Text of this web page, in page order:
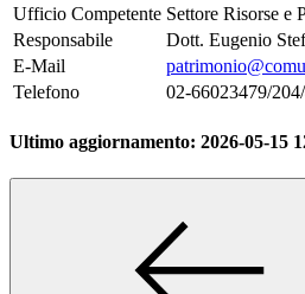
Ufficio Competente Settore Risorse e
Responsabile
Dott. Eugenio
E-Mail
Telefono
02-66023479/
Ultimo aggiornamento: 2026-05-15